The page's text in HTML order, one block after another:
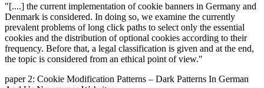
"[....] the current implementation of cookie banners in Germany and
Denmark is considered. In doing so, we examine the currently
prevalent problems of long click paths to select only the essential
cookies and the distribution of optional cookies according to their
frequency. Before that, a legal classification is given and at the end,
the topic is considered from an ethical point of view."
paper 2: Cookie Modification Patterns – Dark Patterns In German